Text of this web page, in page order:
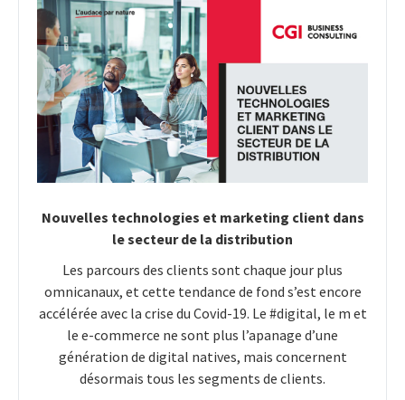
Nouvelles technologies et marketing client dans
le secteur de la distribution
Les parcours des clients sont chaque jour plus
omnicanaux, et cette tendance de fond s’est encore
accélérée avec la crise du Covid-19. Le #digital, le m et
le e-commerce ne sont plus l’apanage d’une
génération de digital natives, mais concernent
désormais tous les segments de clients.